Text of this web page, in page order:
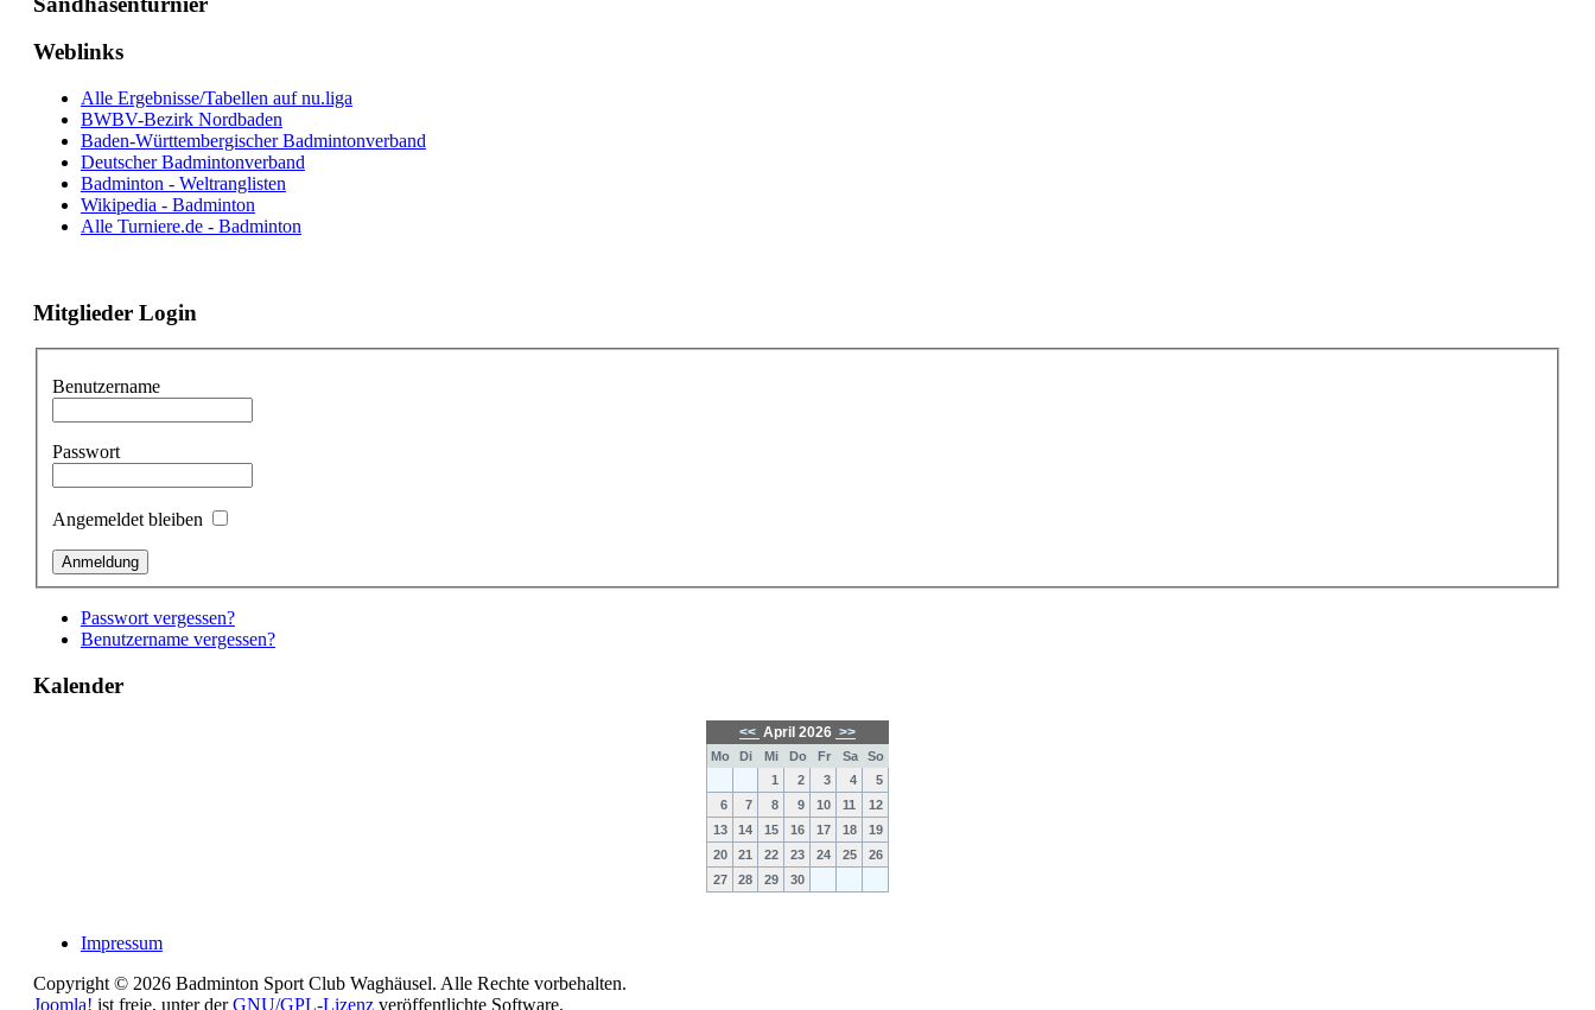
Weblinks
Alle Ergebnisse/Tabellen auf nu.liga
BWBV-Bezirk Nordbaden
Baden-Württembergischer Badmintonverband
Deutscher Badmintonverband
Badminton - Weltranglisten
Wikipedia - Badminton
Alle Turniere.de - Badminton
Mitglieder Login
Benutzername
Passwort
Angemeldet bleiben
Passwort vergessen?
Benutzername vergessen?
Kalender
<< April 2026 >>
Mo Di Mi Do Fr Sa
So
1
2 3 4
5
6
7 8 9 10 11
12
13
14 15 16 17 18
19
20
21 22 23 24 25
26
27
28 29 30
Impressum
Copyright © 2026 Badminton Sport Club Waghäusel. Alle Rechte vorbehalten.
Joomla! ist freie, unter derGNU/GPL-Lizenzveröffentlichte Software.